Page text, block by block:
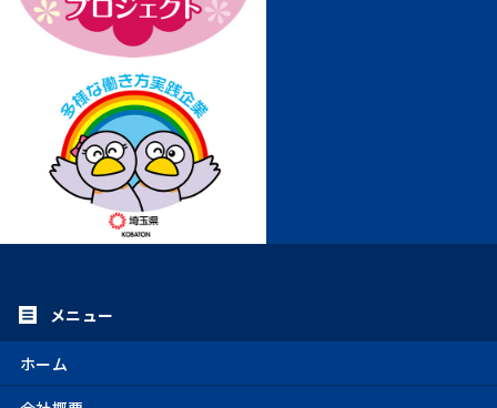
ホーム